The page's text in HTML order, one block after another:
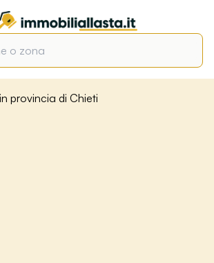
provincia di Chieti